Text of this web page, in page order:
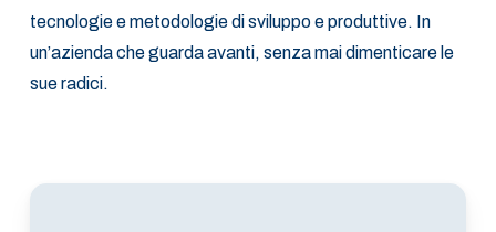
tecnologie e metodologie di sviluppo e produttive. In
un’azienda che guarda avanti, senza mai dimenticare le
sue radici.